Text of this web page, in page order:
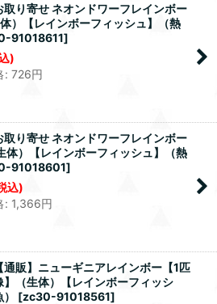
取り寄せ ネオンドワーフレインボー
体）【レインボーフィッシュ】（熱
91018611]
)
: 726円
取り寄せ ネオンドワーフレインボー
体）【レインボーフィッシュ】（熱
91018601]
込)
: 1,366円
通販】ニューギニアレインボー【1匹
】（生体）【レインボーフィッシ
[zc30-91018561]